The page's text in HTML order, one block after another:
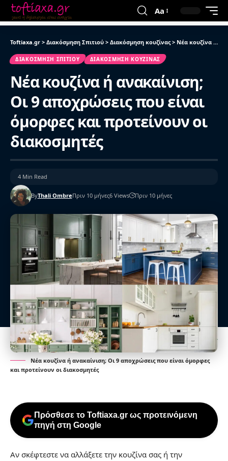
Aa
Toftiaxa.gr > Διακόσμηση Σπιτιού > Διακόσμηση κουζίνας> Νέα κουζίνα ή ανακαίνιση; Οι 9 αποχρώσεις που είναι όμορφες και προτείνουν οι διακοσμητές
ΔΙΑΚΌΣΜΗΣΗ ΣΠΙΤΙΟΎ ΔΙΑΚΌΣΜΗΣΗ ΚΟΥΖΊΝΑΣ
Νέα κουζίνα ή ανακαίνιση;
Οι 9 αποχρώσεις που είναι
όμορφες και προτείνουν οι
διακοσμητές
ByThali OmbreΠριν 10 μήνες6 Views Πριν 10 μήνες
4 Min Read
Νέα κουζίνα ή ανακαίνιση; Οι 9 αποχρώσεις που είναι όμορφες
και προτείνουν οι διακοσμητές
Πρόσθεσε το Toftiaxa.gr ως προτεινόμενη
πηγή στη Google
Αν σκέφτεστε να αλλάξετε την κουζίνα σας ή την